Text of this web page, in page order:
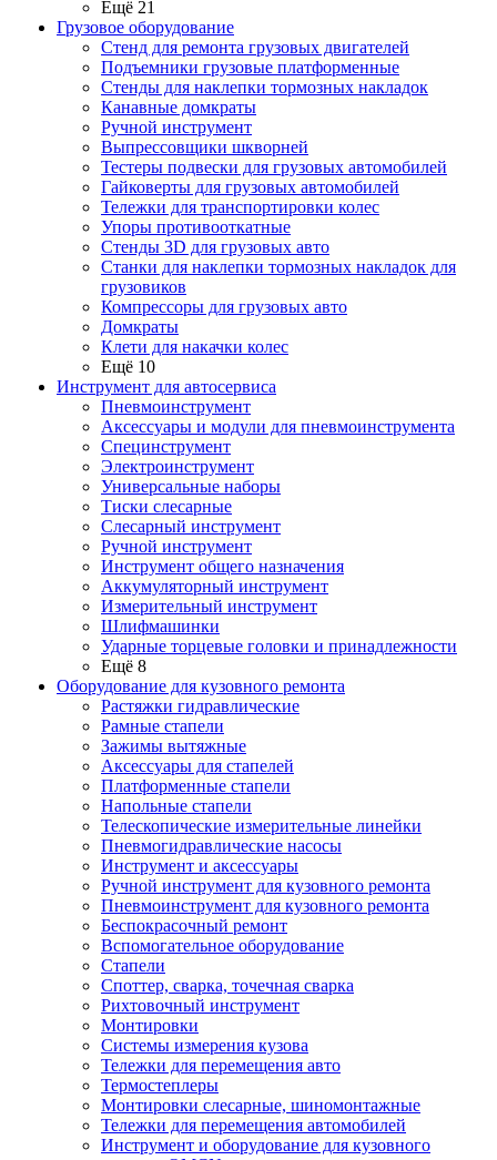
Ещё 21
Грузовое оборудование
Стенд для ремонта грузовых двигателей
Подъемники грузовые платформенные
Стенды для наклепки тормозных накладок
Канавные домкраты
Ручной инструмент
Выпрессовщики шкворней
Тестеры подвески для грузовых автомобилей
Гайковерты для грузовых автомобилей
Тележки для транспортировки колес
Упоры противооткатные
Стенды 3D для грузовых авто
Станки для наклепки тормозных накладок для
грузовиков
Компрессоры для грузовых авто
Домкраты
Клети для накачки колес
Ещё 10
Инструмент для автосервиса
Пневмоинструмент
Аксессуары и модули для пневмоинструмента
Специнструмент
Электроинструмент
Универсальные наборы
Тиски слесарные
Слесарный инструмент
Ручной инструмент
Инструмент общего назначения
Аккумуляторный инструмент
Измерительный инструмент
Шлифмашинки
Ударные торцевые головки и принадлежности
Ещё 8
Оборудование для кузовного ремонта
Растяжки гидравлические
Рамные стапели
Зажимы вытяжные
Аксессуары для стапелей
Платформенные стапели
Напольные стапели
Телескопические измерительные линейки
Пневмогидравлические насосы
Инструмент и аксессуары
Ручной инструмент для кузовного ремонта
Пневмоинструмент для кузовного ремонта
Беспокрасочный ремонт
Вспомогательное оборудование
Стапели
Споттер, сварка, точечная сварка
Рихтовочный инструмент
Монтировки
Системы измерения кузова
Тележки для перемещения авто
Термостеплеры
Монтировки слесарные, шиномонтажные
Тележки для перемещения автомобилей
Инструмент и оборудование для кузовного